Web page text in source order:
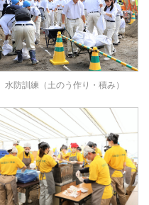
水防訓練（土のう作り・積み）